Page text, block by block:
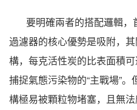
要明確兩者的搭配邏輯
過濾器的核心優勢是吸附，
構，每克活性炭的比表面積
捕捉氣態污染物的“主戰場”
構極易被顆粒物堵塞，且無